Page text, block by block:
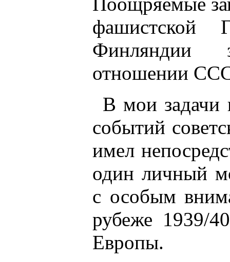
фашистской
Финляндии
отношении
В мои задачи
событий
имел
один личный
с особым
рубеже 1939/
Европы.